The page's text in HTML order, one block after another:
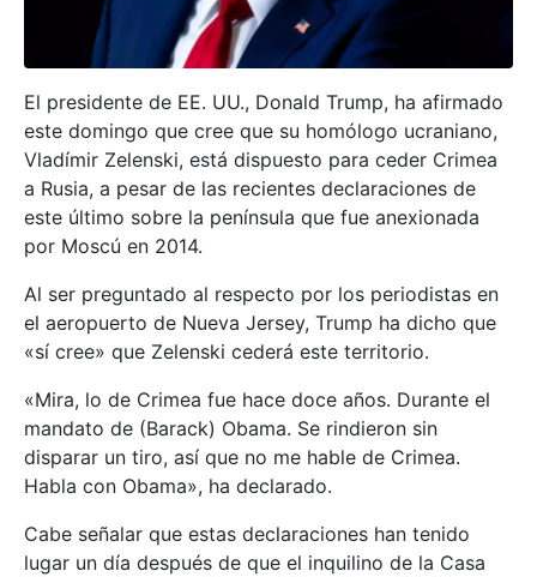
El presidente de EE. UU., Donald Trump, ha afirmado
este domingo que cree que su homólogo ucraniano,
Vladímir Zelenski, está dispuesto para ceder Crimea
a Rusia, a pesar de las recientes declaraciones de
este último sobre la península que fue anexionada
por Moscú en 2014.
Al ser preguntado al respecto por los periodistas en
el aeropuerto de Nueva Jersey, Trump ha dicho que
«sí cree» que Zelenski cederá este territorio.
«Mira, lo de Crimea fue hace doce años. Durante el
mandato de (Barack) Obama. Se rindieron sin
disparar un tiro, así que no me hable de Crimea.
Habla con Obama», ha declarado.
Cabe señalar que estas declaraciones han tenido
lugar un día después de que el inquilino de la Casa